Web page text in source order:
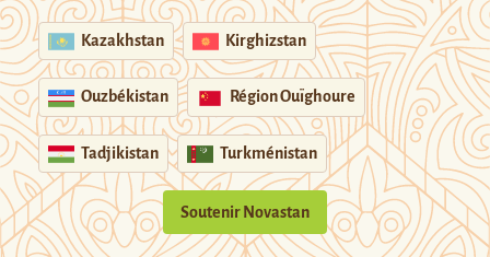
Kazakhstan Kirghizstan
Ouzbékistan Région Ouïghoure
Tadjikistan Turkménistan
Soutenir Novastan